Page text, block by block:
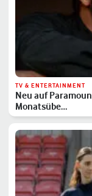
TV & ENTERTAINMENT
Neu auf
Monatsübe…